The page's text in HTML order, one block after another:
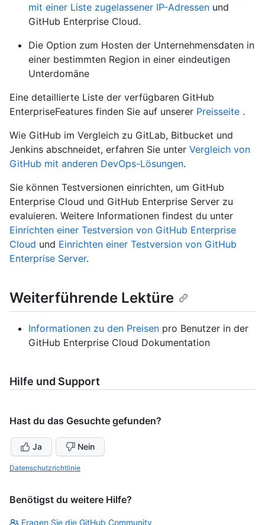
mit einer Liste zugelassener IP-Adressen und
GitHub Enterprise Cloud.
Die Option zum Hosten der Unternehmensdaten in
einer bestimmten Region in einer eindeutigen
Unterdomäne
Eine detaillierte Liste der verfügbaren GitHub
EnterpriseFeatures finden Sie auf unserer Preisseite .
Wie GitHub im Vergleich zu GitLab, Bitbucket und
Jenkins abschneidet, erfahren Sie unter Vergleich von
GitHub mit anderen DevOps-Lösungen.
Sie können Testversionen einrichten, um GitHub
Enterprise Cloud und GitHub Enterprise Server zu
evaluieren. Weitere Informationen findest du unter
Einrichten einer Testversion von GitHub Enterprise
Cloud und Einrichten einer Testversion von GitHub
Enterprise Server.
Weiterführende Lektüre
Informationen zu den Preisen pro Benutzer in der
GitHub Enterprise Cloud Dokumentation
Hilfe und Support
Hast du das Gesuchte gefunden?
Ja Nein
Datenschutzrichtlinie
Benötigst du weitere Hilfe?
Fragen Sie die GitHub Community